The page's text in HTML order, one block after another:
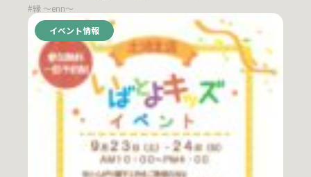
#縁 ～enn～
イベント情報